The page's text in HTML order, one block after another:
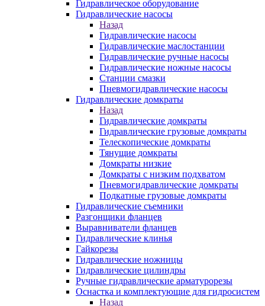
Гидравлическое оборудование
Гидравлические насосы
Назад
Гидравлические насосы
Гидравлические маслостанции
Гидравлические ручные насосы
Гидравлические ножные насосы
Станции смазки
Пневмогидравлические насосы
Гидравлические домкраты
Назад
Гидравлические домкраты
Гидравлические грузовые домкраты
Телескопические домкраты
Тянущие домкраты
Домкраты низкие
Домкраты с низким подхватом
Пневмогидравлические домкраты
Подкатные грузовые домкраты
Гидравлические съемники
Разгонщики фланцев
Выравниватели фланцев
Гидравлические клинья
Гайкорезы
Гидравлические ножницы
Гидравлические цилиндры
Ручные гидравлические арматурорезы
Оснастка и комплектующие для гидросистем
Назад